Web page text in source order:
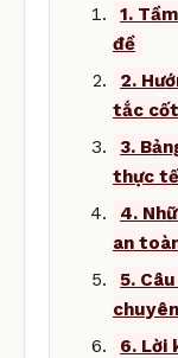
1.
đề
2.
tắc
3.
thực tế
4.
an
5.
6. Lời